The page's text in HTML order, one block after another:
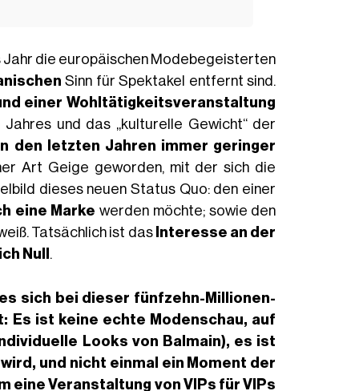
die europäischen Modebegeisterten
Sinn für Spektakel entfernt sind.
einer Wohltätigkeitsveranstaltung
und das „kulturelle Gewicht“ der
den letzten Jahren immer geringer
Art Geige geworden, mit der sich die
dieses neuen Status Quo: den einer
eine Marke werden möchte; sowie den
Tatsächlich ist das Interesse an der
Null .
sich bei dieser fünfzehn-Millionen-
Es ist keine echte Modenschau, auf
Looks von Balmain), es ist
und nicht einmal ein Moment der
eine Veranstaltung von VIPs für VIPs